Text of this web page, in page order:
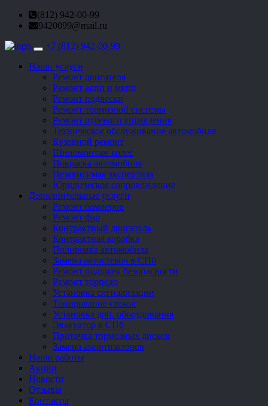
(812) 942-00-99
9420099@mail.ru
Toggle
+7 (812) 942-00-99
Наши услуги
Ремонт двигателя
Ремонт акпп и мкпп
Ремонт подвески
Ремонт тормозной системы
Ремонт рулевого управления
Техническое обслуживание автомобиля
Кузовной ремонт
Шиномонтаж колес
Покраска автомобиля
Независимая экспертиза
Юридическое сопровождение
Дополнительные услуги
Ремонт бамперов
Ремонт фар
Контрактный двигатель
Контрактная коробка
Полировка автомобиля
Замена автостекол в СПб
Ремонт подушек безопасности
Ремонт торпедо
Установка сигнализации
Тонирование стекол
Установка доп. оборудования
Эвакуатор в СПб
Проточка тормозных дисков
Замена амортизаторов
Наши работы
Акции
Новости
Отзывы
Контакты